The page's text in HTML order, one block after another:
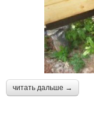
читать дальше →